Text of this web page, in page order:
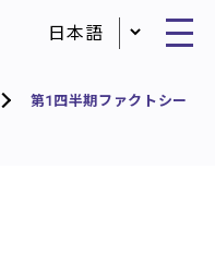
第1四半期ファクトシー